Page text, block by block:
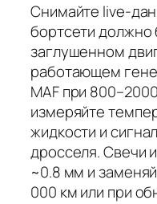
Снимайте live-
бортсети должно
заглушенном
работающем
MAF при
измеряйте
жидкости и
дросселя. Свечи
~0.8 мм и
000 км или при